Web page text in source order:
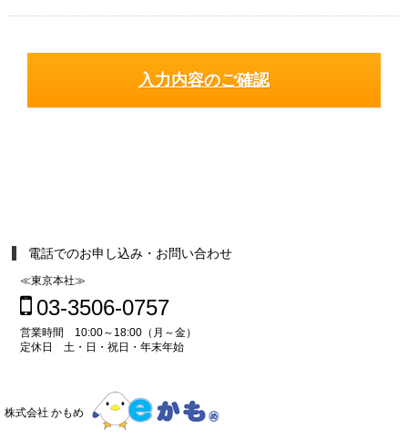
電話でのお申し込み・お問い合わせ
≪東京本社≫
03-3506-0757
営業時間 10:00～18:00（月～金）
定休日 土・日・祝日・年末年始
株式会社 かもめ